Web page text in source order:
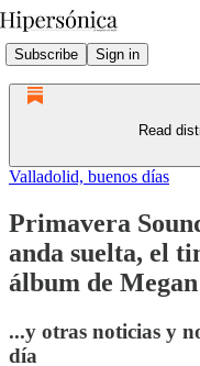
Subscribe Sign in
Read
Valladolid, buenos días
Primavera
anda suelta, el
álbum de
...y otras noticias y
día